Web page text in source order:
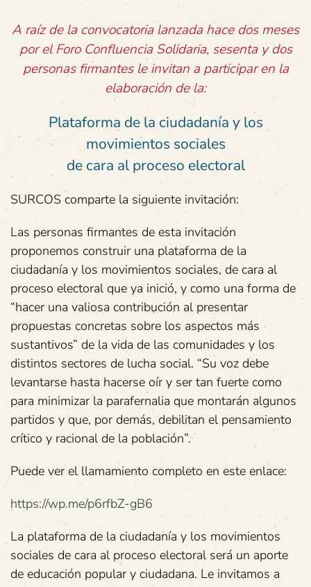
A raíz de la convocatoria lanzada hace dos meses
por el Foro Confluencia Solidaria, sesenta y dos
personas firmantes le invitan a participar en la
elaboración de la:
Plataforma de la ciudadanía y los
movimientos sociales
de cara al proceso electoral
SURCOS comparte la siguiente invitación:
Las personas firmantes de esta invitación
proponemos construir una plataforma de la
ciudadanía y los movimientos sociales, de cara al
proceso electoral que ya inició, y como una forma de
“hacer una valiosa contribución al presentar
propuestas concretas sobre los aspectos más
sustantivos” de la vida de las comunidades y los
distintos sectores de lucha social. “Su voz debe
levantarse hasta hacerse oír y ser tan fuerte como
para minimizar la parafernalia que montarán algunos
partidos y que, por demás, debilitan el pensamiento
crítico y racional de la población”.
Puede ver el llamamiento completo en este enlace:
https://wp.me/p6rfbZ-gB6
La plataforma de la ciudadanía y los movimientos
sociales de cara al proceso electoral será un aporte
de educación popular y ciudadana. Le invitamos a